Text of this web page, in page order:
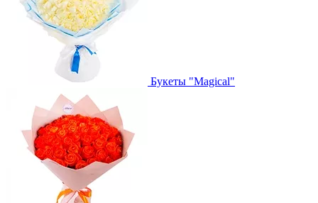
Букеты "Magical"